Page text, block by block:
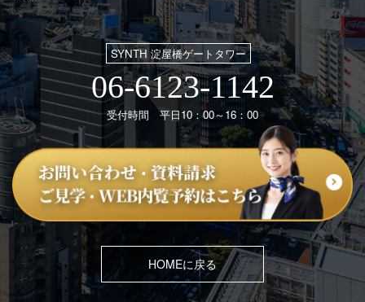
SYNTH 淀屋橋ゲートタワー
06-6123-1142
受付時間 平日10：00～16：00
HOMEに戻る